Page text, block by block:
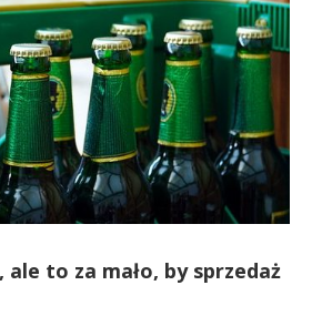
ale to za mało, by sprzedaż